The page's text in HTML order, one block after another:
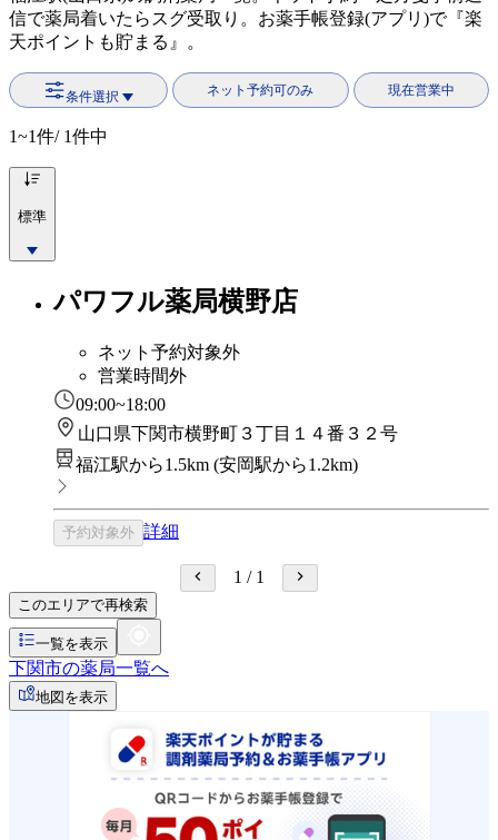
信で薬局着いたらスグ受取り。お薬手帳登録(アプリ)で『楽
天ポイントも貯まる』。
条件選択 ネット予約可のみ 現在営業中
1~1件/ 1件中
標準
パワフル薬局横野店
ネット予約対象外
営業時間外
09:00~18:00
山口県下関市横野町３丁目１４番３２号
福江駅から1.5km (安岡駅から1.2km)
予約対象外 詳細
1 / 1
このエリアで再検索
一覧を表示
下関市の薬局一覧へ
地図を表示